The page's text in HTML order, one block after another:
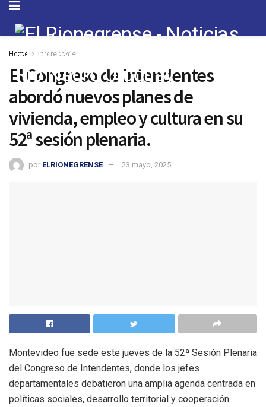
Home Interesante
El Congreso de Intendentes
abordó nuevos planes de
vivienda, empleo y cultura en su
52ª sesión plenaria.
por ELRIONEGRENSE 23 mayo, 2025
Montevideo fue sede este jueves de la 52ª Sesión Plenaria
del Congreso de Intendentes, donde los jefes
departamentales debatieron una amplia agenda centrada en
políticas sociales, desarrollo territorial y cooperación